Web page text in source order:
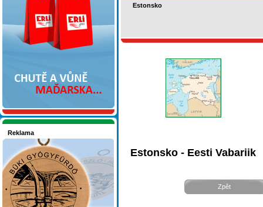
Reklama
Seznamete se - Maďarsko
Estonsko
Estonsko - Eesti Vabariik
Zpět